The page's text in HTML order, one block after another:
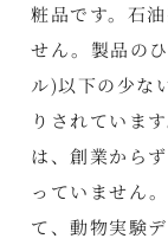
粧品です。石
せん。製品の
ル)以下の少な
りされていま
は、創業から
っていません
て、動物実験